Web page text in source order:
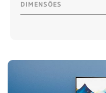
DIMENSÕES